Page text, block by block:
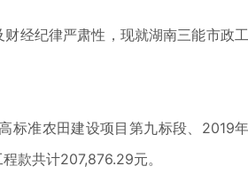
纪律严肃性，现就湖南三能市政
准农田建设项目第九标段、2019
款共计207,876.29元。